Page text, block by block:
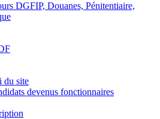
DGFIP, Douanes, Pénitentiaire,
du site
devenus fonctionnaires